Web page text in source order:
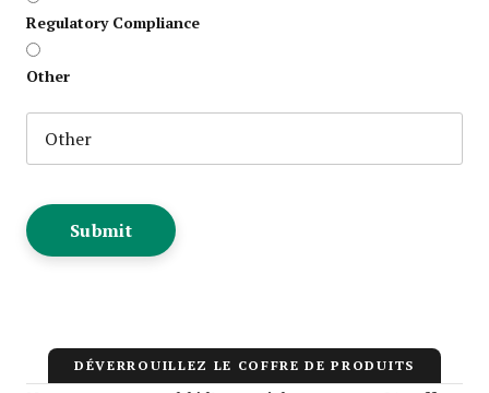
Regulatory Compliance
Other
DÉVERROUILLEZ LE COFFRE DE PRODUITS